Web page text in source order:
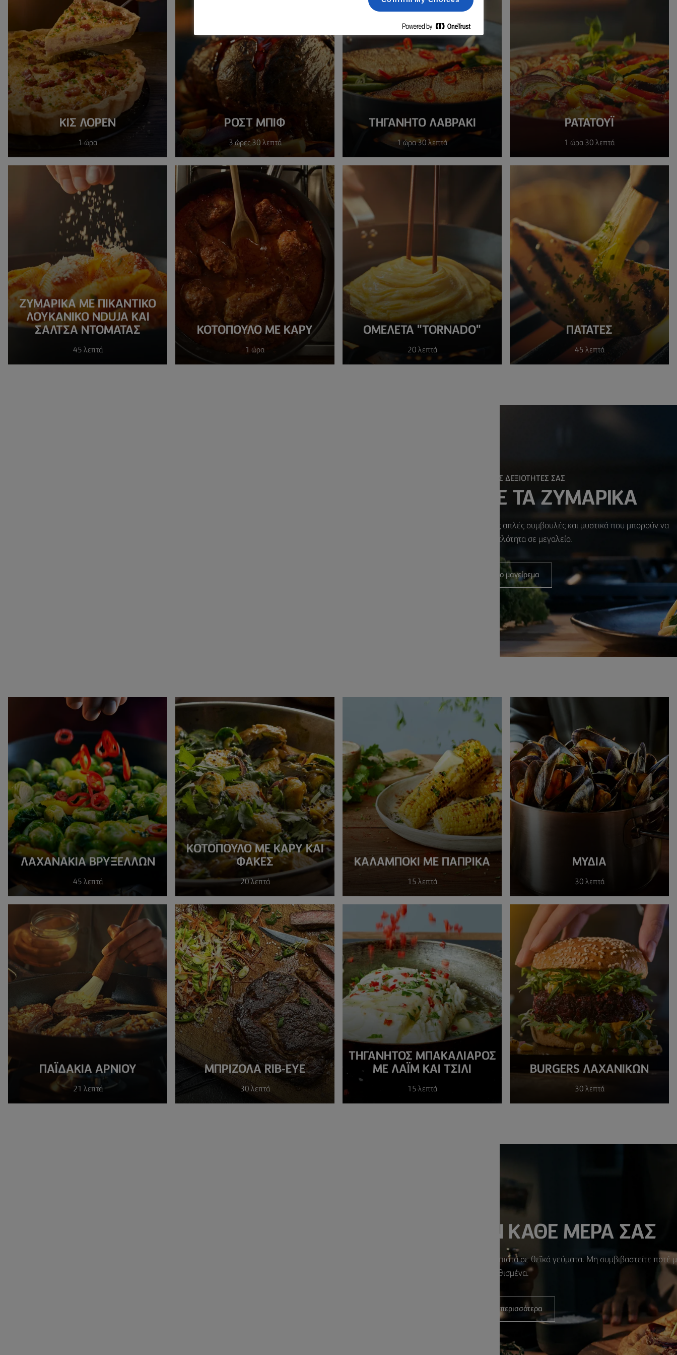
ΚΙΣ ΛΟΡΈΝ
1 ώρα
ΡΟΣΤ ΜΠΙΦ
3 ώρες 30 λεπτά
ΤΗΓΑΝΗΤΌ ΛΑΒΡΆΚΙ
1 ώρα 30 λεπτά
ΡΑΤΑΤΟΎΙ
1 ώρα 30 λεπτά
ΖΥΜΑΡΙΚΆ ΜΕ ΠΙΚΆΝΤΙΚΟ
ΛΟΥΚΆΝΙΚΟ NDUJA ΚΑΙ
ΣΆΛΤΣΑ ΝΤΟΜΆΤΑΣ
45 λεπτά
ΚΟΤΟΠΟΥΛΟ ΜΕ ΚΑΡΥ
1 ώρα
ΟΜΕΛΈΤΑ "TORNADO"
20 λεπτά
ΠΑΤΑΤΕΣ
45 λεπτά
ΤΕΛΕΙΟΠΟΙΗΣΤΕ ΤΙΣ ΔΕΞΙΟΤΗΤΕΣ ΣΑΣ
ΤΕΛΕΙΟΠΟΙΗΣΤΕ ΤΑ ΖΥΜΑΡΙΚΑ
Η τελειότητα των ζυμαρικών έρχεται με μερικές απλές συμβουλές και μυστικά που μπορούν να
μετατρέψουν την απλότητα σε μεγαλείο.
Ξεκινήστε το μαγείρεμα
ΛΑΧΑΝΆΚΙΑ ΒΡΥΞΕΛΛΏΝ
45 λεπτά
KΟΤΌΠΟΥΛΟ ΜΕ ΚΆΡΥ ΚΑΙ
ΦΑΚΈΣ
20 λεπτά
ΚΑΛΑΜΠΌΚΙ ΜΕ ΠΆΠΡΙΚΑ
15 λεπτά
ΜΎΔΙΑ
30 λεπτά
ΠΑΪΔΆΚΙΑ ΑΡΝΙΟΎ
21 λεπτά
ΜΠΡΙΖΌΛΑ RIB-EYE
30 λεπτά
ΤΗΓΑΝΗΤΌΣ ΜΠΑΚΑΛΙΆΡΟΣ
ΜΕ ΛΆΙΜ ΚΑΙ ΤΣΊΛΙ
15 λεπτά
BURGERS ΛΑΧΑΝΙΚΏΝ
30 λεπτά
ΑΠΟΓΕΙΩΣΤΕ ΤΗΝ ΚΑΘΕ ΜΕΡΑ ΣΑΣ
Μαγειρέψτε, με λίγο Lurpak® μετατρέψτε τα απλά πιάτα σε θεϊκά γεύματα. Μη συμβιβαστείτε ποτέ
τα συνηθισμένα.
Ανακαλύψτε περισσότερα